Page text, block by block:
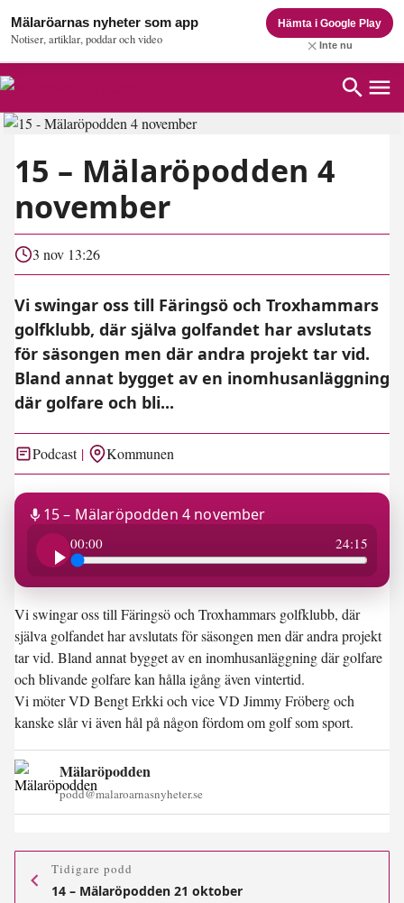
Mälaröarnas nyheter som app
Notiser, artiklar, poddar och video
Hämta i Google Play
Inte nu
15 – Mälaröpodden 4
november
3 nov 13:26
Vi swingar oss till Färingsö och Troxhammars
golfklubb, där själva golfandet har avslutats
för säsongen men där andra projekt tar vid.
Bland annat bygget av en inomhusanläggning
där golfare och bli...
Podcast Kommunen
24:1515 – Mälaröpodden 4 november
00:00 24:15
Vi swingar oss till Färingsö och Troxhammars golfklubb, där
själva golfandet har avslutats för säsongen men där andra projekt
tar vid. Bland annat bygget av en inomhusanläggning där golfare
och blivande golfare kan hålla igång även vintertid.
Vi möter VD Bengt Erkki och vice VD Jimmy Fröberg och
kanske slår vi även hål på någon fördom om golf som sport.
Mälaröpodden
podd@malaroarnasnyheter.se
Tidigare podd
14 – Mälaröpodden 21 oktober